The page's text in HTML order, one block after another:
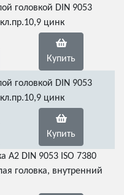
головкой DIN 9053
цинк
Купить
головкой DIN 9053
цинк
Купить
А2 DIN 9053 ISO 7380
головка, внутренний